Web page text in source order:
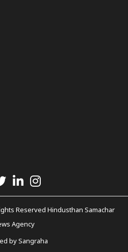
Reserved Hindusthan Samachar
Agency
bySangraha